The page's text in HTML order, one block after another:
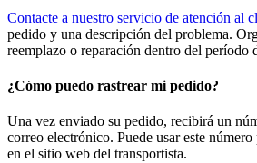
Contacte a nuestro servicio de atención al
pedido y una descripción del problema.
reemplazo o reparación dentro del período
¿Cómo puedo rastrear mi pedido?
Una vez enviado su pedido, recibirá un
correo electrónico. Puede usar este número
en el sitio web del transportista.